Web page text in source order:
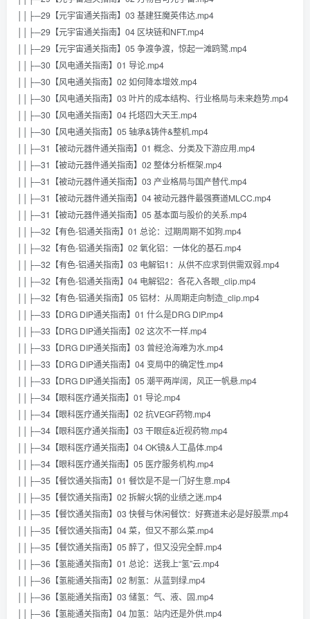
││├─29【元宇宙通关指南】03 基建狂魔英伟达.mp4
││├─29【元宇宙通关指南】04 区块链和NFT.mp4
││├─29【元宇宙通关指南】05 争渡争渡，惊起一滩鸥鹭.mp4
││├─30【风电通关指南】01 导论.mp4
││├─30【风电通关指南】02 如何降本增效.mp4
││├─30【风电通关指南】03 叶片的成本结构、行业格局与未来趋势.mp4
││├─30【风电通关指南】04 托塔四大天王.mp4
││├─30【风电通关指南】05 轴承&铸件&整机.mp4
││├─31【被动元器件通关指南】01 概念、分类及下游应用.mp4
││├─31【被动元器件通关指南】02 整体分析框架.mp4
││├─31【被动元器件通关指南】03 产业格局与国产替代.mp4
││├─31【被动元器件通关指南】04 被动元器件最强赛道MLCC.mp4
││├─31【被动元器件通关指南】05 基本面与股价的关系.mp4
││├─32【有色-铝通关指南】01 总论：过期周期不如狗.mp4
││├─32【有色-铝通关指南】02 氧化铝：一体化的基石.mp4
││├─32【有色-铝通关指南】03 电解铝1：从供不应求到供需双弱.mp4
││├─32【有色-铝通关指南】04 电解铝2：各花入各眼_clip.mp4
││├─32【有色-铝通关指南】05 铝材：从周期走向制造_clip.mp4
││├─33【DRG DIP通关指南】01 什么是DRG DIP.mp4
││├─33【DRG DIP通关指南】02 这次不一样.mp4
││├─33【DRG DIP通关指南】03 曾经沧海难为水.mp4
││├─33【DRG DIP通关指南】04 变局中的确定性.mp4
││├─33【DRG DIP通关指南】05 潮平两岸阔，风正一帆悬.mp4
││├─34【眼科医疗通关指南】01 导论.mp4
││├─34【眼科医疗通关指南】02 抗VEGF药物.mp4
││├─34【眼科医疗通关指南】03 干眼症&近视药物.mp4
││├─34【眼科医疗通关指南】04 OK镜&人工晶体.mp4
││├─34【眼科医疗通关指南】05 医疗服务机构.mp4
││├─35【餐饮通关指南】01 餐饮是不是一门好生意.mp4
││├─35【餐饮通关指南】02 拆解火锅的业绩之迷.mp4
││├─35【餐饮通关指南】03 快餐与休闲餐饮：好赛道未必是好股票.mp4
││├─35【餐饮通关指南】04 菜，但又不那么菜.mp4
││├─35【餐饮通关指南】05 醉了，但又没完全醉.mp4
││├─36【氢能通关指南】01 总论：送我上“氢”云.mp4
││├─36【氢能通关指南】02 制氢：从蓝到绿.mp4
││├─36【氢能通关指南】03 储氢：气、液、固.mp4
││├─36【氢能通关指南】04 加氢：站内还是外供.mp4